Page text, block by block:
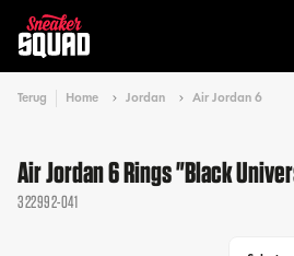
Terug Home Jordan Air Jordan 6
Air Jordan 6 Rings "Black
322992-041